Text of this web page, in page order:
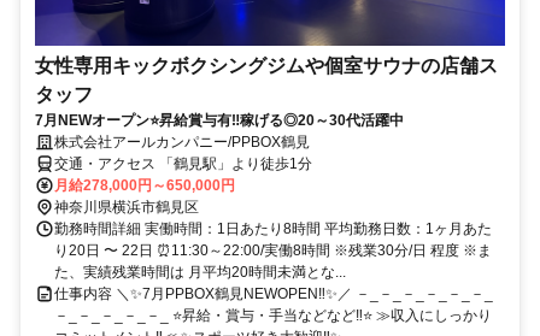
女性専用キックボクシングジムや個室サウナの店舗ス
タッフ
7月NEWオープン⭐昇給賞与有‼稼げる◎20～30代活躍中
株式会社アールカンパニー/PPBOX鶴見
交通・アクセス 「鶴見駅」より徒歩1分
月給278,000円～650,000円
神奈川県横浜市鶴見区
勤務時間詳細 実働時間：1日あたり8時間 平均勤務日数：1ヶ月あた
り20日 〜 22日 ⏰11:30～22:00/実働8時間 ※残業30分/日 程度 ※ま
た、実績残業時間は 月平均20時間未満とな...
仕事内容 ＼✨7月PPBOX鶴見NEWOPEN‼✨／ －_－_－_－_－_－_
－_－_－_－_－_ ⭐昇給・賞与・手当などなど‼⭐ ≫収入にしっかり